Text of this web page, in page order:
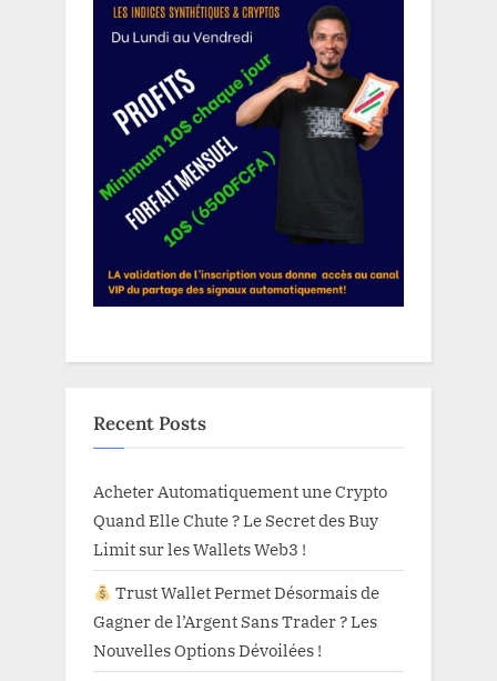
Recent Posts
Acheter Automatiquement une Crypto
Quand Elle Chute ? Le Secret des Buy
Limit sur les Wallets Web3 !
Trust Wallet Permet Désormais de
Gagner de l’Argent Sans Trader ? Les
Nouvelles Options Dévoilées !